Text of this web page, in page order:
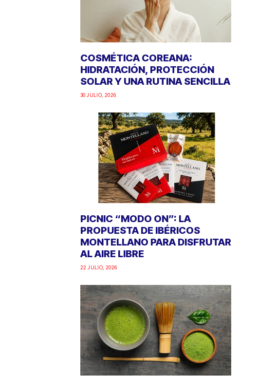
COSMÉTICA COREANA:
HIDRATACIÓN, PROTECCIÓN
SOLAR Y UNA RUTINA SENCILLA
30 JULIO, 2026
PICNIC “MODO ON”: LA
PROPUESTA DE IBÉRICOS
MONTELLANO PARA DISFRUTAR
AL AIRE LIBRE
22 JULIO, 2026